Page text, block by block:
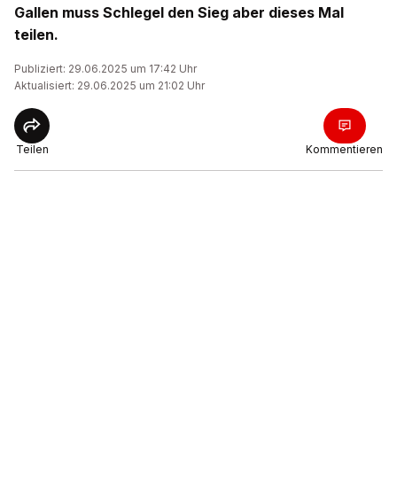
Gallen muss Schlegel den Sieg aber dieses Mal
teilen.
Publiziert: 29.06.2025 um 17:42 Uhr
Aktualisiert: 29.06.2025 um 21:02 Uhr
Teilen Kommentieren